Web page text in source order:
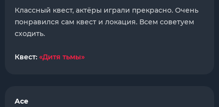
Классный квест, актёры играли прекрасно. Очень
понравился сам квест и локация. Всем советуем
сходить.
Квест: «Дитя тьмы»
Ace